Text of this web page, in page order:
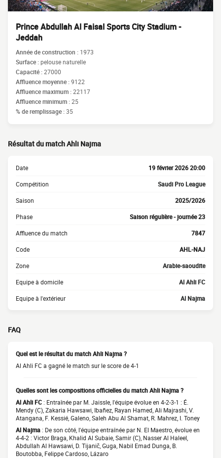
Prince Abdullah Al Faisal Sports City Stadium -
Jeddah
Année de construction : 1973
Surface :pelouse naturelle
Capacité :27000
Affluence moyenne :9122
Affluence maximum :22117
Affluence minimum :25
% de remplissage :35
Résultat du match Ahli Najma
Date 19 février 2026 20:00
Compétition Saudi Pro League
Saison 2025/2026
Phase Saison régulière - journée 23
Affluence du match 7847
Code AHL-NAJ
Zone Arabie-saoudite
Equipe à domicile Al Ahli FC
Equipe à l'extérieur Al Najma
FAQ
Quel est le résultat du match Ahli Najma ?
Al Ahli FC a gagné le match sur le score de 4-1
Quelles sont les compositions officielles du match Ahli Najma ?
Al Ahli FC : Entraînée par M. Jaissle, l'équipe évolue en 4-2-3-1 : É.
Mendy (C), Zakaria Hawsawi, Ibañez, Rayan Hamed, Ali Majrashi, V.
Atangana, F. Kessié, Galeno, Saleh Abu Al Shamat, R. Mahrez, I. Toney
Al Najma : De son côté, l'équipe entraînée par N. El Maestro, évolue en
4-4-2 : Victor Braga, Khalid Al Subaie, Samir (C), Nasser Al Haleel,
Abdullah Al Hawsawi, D. Tijanič, Guga, Nabil Emad Dunga, B.
Boutobba, Felippe Cardoso, Lázaro